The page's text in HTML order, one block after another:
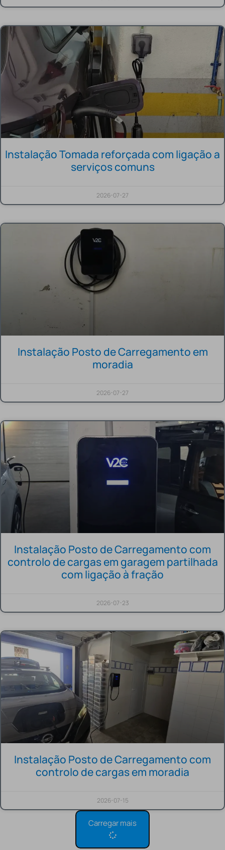
Instalação Tomada reforçada com ligação a
serviços comuns
2026-07-27
Instalação Posto de Carregamento em
moradia
2026-07-27
Instalação Posto de Carregamento com
controlo de cargas em garagem partilhada
com ligação à fração
2026-07-23
Instalação Posto de Carregamento com
controlo de cargas em moradia
2026-07-15
Carregar mais